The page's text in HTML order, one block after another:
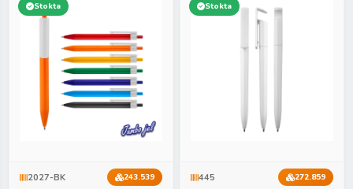
Stokta
2027-BK 243.539
Stokta
445 272.859